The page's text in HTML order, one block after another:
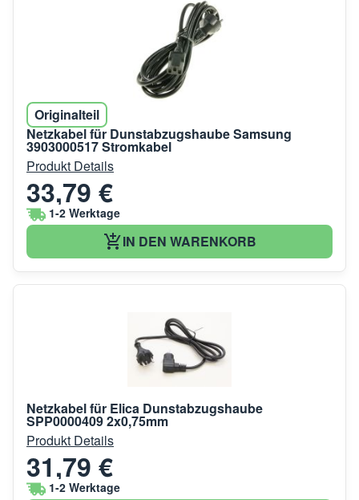
Originalteil
Netzkabel für Dunstabzugshaube Samsung
3903000517 Stromkabel
Produkt Details
33,79 €
1-2 Werktage
IN DEN WARENKORB
Netzkabel für Elica Dunstabzugshaube
SPP0000409 2x0,75mm
Produkt Details
31,79 €
1-2 Werktage